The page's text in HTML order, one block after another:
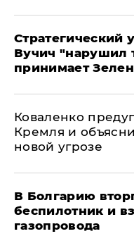
Стратегический
Вучич "нарушил
принимает
Коваленко
Кремля и
новой угрозе
В Болгарию
беспилотник и
газопровода